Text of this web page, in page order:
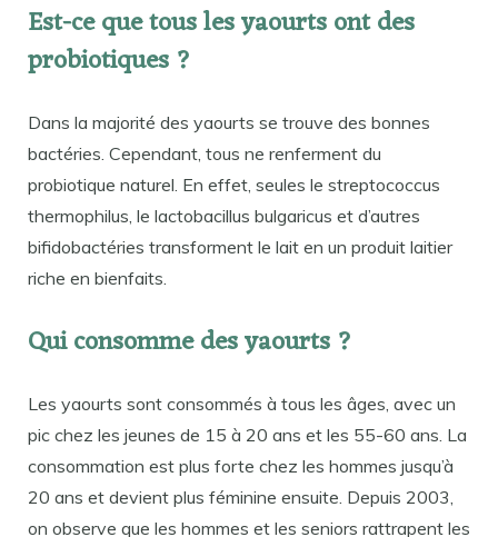
Est-ce que tous les yaourts ont des
probiotiques ?
Dans la majorité des yaourts se trouve des bonnes
bactéries. Cependant, tous ne renferment du
probiotique naturel. En effet, seules le streptococcus
thermophilus, le lactobacillus bulgaricus et d’autres
bifidobactéries transforment le lait en un produit laitier
riche en bienfaits.
Qui consomme des yaourts ?
Les yaourts sont consommés à tous les âges, avec un
pic chez les jeunes de 15 à 20 ans et les 55-60 ans. La
consommation est plus forte chez les hommes jusqu’à
20 ans et devient plus féminine ensuite. Depuis 2003,
on observe que les hommes et les seniors rattrapent les